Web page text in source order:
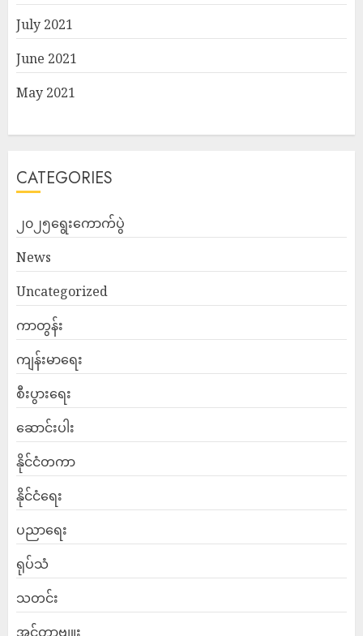
July 2021
June 2021
May 2021
CATEGORIES
၂၀၂၅ရွေးကောက်ပွဲ
News
Uncategorized
ကာတွန်း
ကျန်းမာရေး
စီးပွားရေး
ဆောင်းပါး
နိုင်ငံတကာ
နိုင်ငံရေး
ပညာရေး
ရုပ်သံ
သတင်း
အင်တာဗျူး